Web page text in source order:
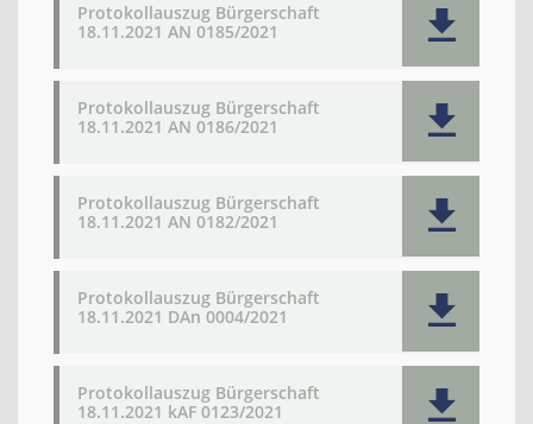
Protokollauszug Bürgerschaft
18.11.2021 AN 0185/2021
Protokollauszug Bürgerschaft
18.11.2021 AN 0186/2021
Protokollauszug Bürgerschaft
18.11.2021 AN 0182/2021
Protokollauszug Bürgerschaft
18.11.2021 DAn 0004/2021
Protokollauszug Bürgerschaft
18.11.2021 kAF 0123/2021